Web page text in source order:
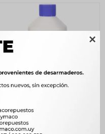

QUIMICOS VARIOS - SELLA
443ML BLOCK FUGA AGUA